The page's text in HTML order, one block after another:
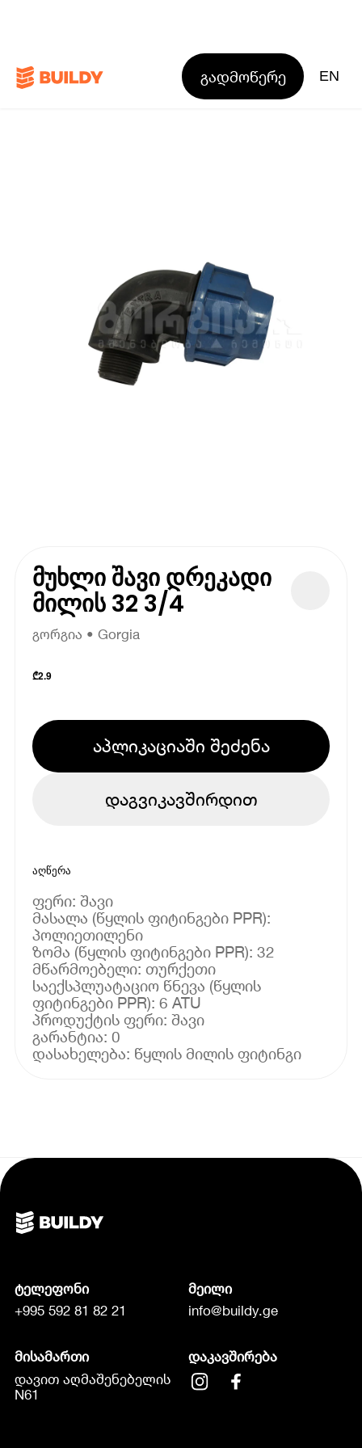
გადმოწერე EN
მუხლი შავი დრეკადი
მილის 32 3/4
გორგია • Gorgia
₾2.9
აპლიკაციაში შეძენა
დაგვიკავშირდით
აღწერა
ფერი: შავი
მასალა (წყლის ფიტინგები PPR):
პოლიეთილენი
ზომა (წყლის ფიტინგები PPR): 32
მწარმოებელი: თურქეთი
საექსპლუატაციო წნევა (წყლის
ფიტინგები PPR): 6 ATU
პროდუქტის ფერი: შავი
გარანტია: 0
ტელეფონი
+995 592 81 82 21
მეილი
info@buildy.ge
მისამართი
დავით აღმაშენებელის
N61
დაკავშირება